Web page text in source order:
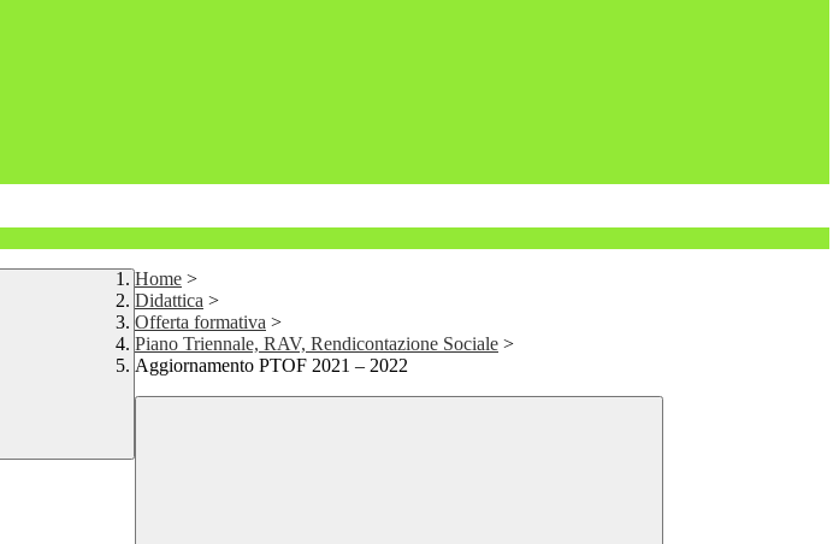
Home >
Didattica >
Offerta formativa >
Piano Triennale, RAV, Rendicontazione Sociale >
Aggiornamento PTOF 2021 – 2022